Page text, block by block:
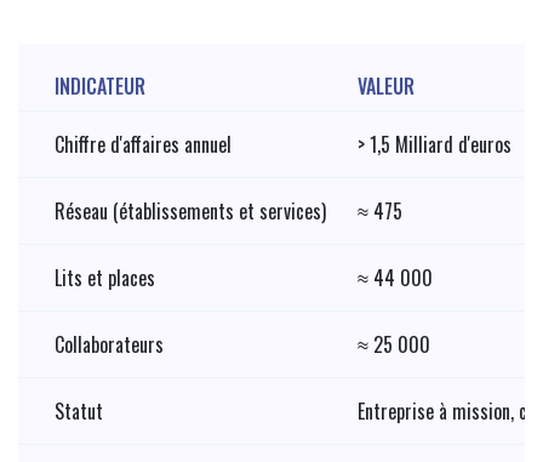
INDICATEUR
VALEUR
Chiffre d'affaires annuel
> 1,5 Milliard d'euros
Réseau (établissements et services) ≈ 475
Lits et places ≈ 44 000
Collaborateurs ≈ 25 000
Statut Entreprise à mission,